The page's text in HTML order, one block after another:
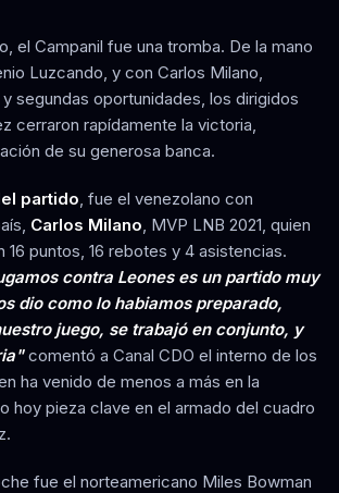
el Campanil fue una tromba. De la mano
Luzcando, y con Carlos Milano,
segundas oportunidades, los dirigidos
cerraron rapídamente la victoria,
de su generosa banca.
partido, fue el venezolano con
Carlos Milano, MVP LNB 2021, quien
16 puntos, 16 rebotes y 4 asistencias.
contra Leones es un partido muy
dio como lo habiamos preparado,
juego, se trabajó en conjunto, y
comentó a Canal CDO el interno de los
ha venido de menos a más en la
hoy pieza clave en el armado del cuadro
fue el norteamericano Miles Bowman